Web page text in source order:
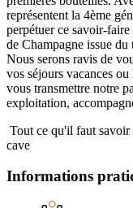
représentent la 4ème
perpétuer ce savoir-
de Champagne issue
Nous serons ravis de
vos séjours vacances
vous transmettre notre
exploitation,
Tout ce qu'il faut savoir
cave
Informations